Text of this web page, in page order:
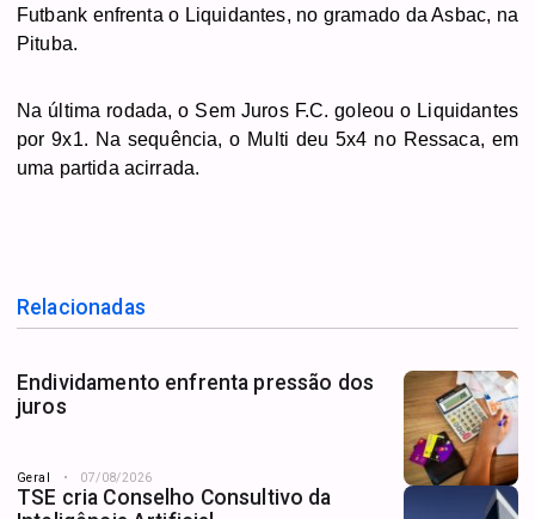
Futbank enfrenta o Liquidantes, no gramado da Asbac, na
Pituba.
Na última rodada, o Sem Juros F.C. goleou o Liquidantes
por 9x1. Na sequência, o Multi deu 5x4 no Ressaca, em
uma partida acirrada.
Relacionadas
Endividamento enfrenta pressão dos
juros
Geral 07/08/2026
TSE cria Conselho Consultivo da